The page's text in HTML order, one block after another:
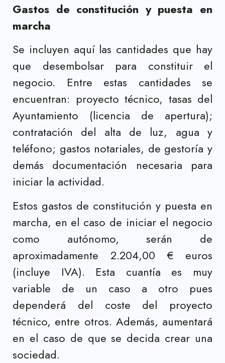
Gastos de constitución y puesta en
marcha
Se incluyen aquí las cantidades que hay
que desembolsar para constituir el
negocio. Entre estas cantidades se
encuentran: proyecto técnico, tasas del
Ayuntamiento (licencia de apertura);
contratación del alta de luz, agua y
teléfono; gastos notariales, de gestoría y
demás documentación necesaria para
iniciar la actividad.
Estos gastos de constitución y puesta en
marcha, en el caso de iniciar el negocio
como autónomo, serán de
aproximadamente 2.204,00 € euros
(incluye IVA). Esta cuantía es muy
variable de un caso a otro pues
dependerá del coste del proyecto
técnico, entre otros. Además, aumentará
en el caso de que se decida crear una
sociedad.